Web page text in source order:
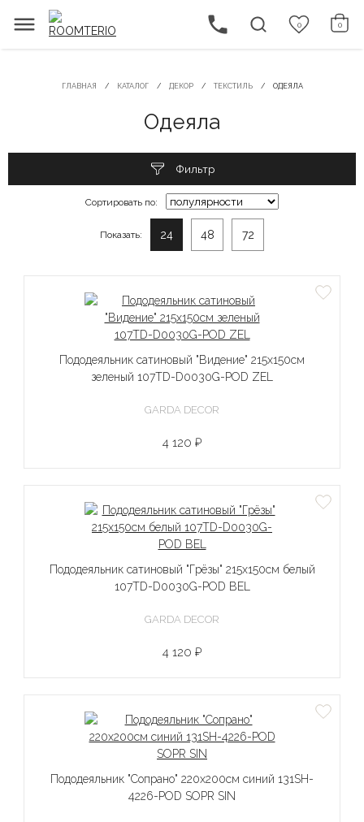
0 0
ГЛАВНАЯ КАТАЛОГ ДЕКОР ТЕКСТИЛЬ ОДЕЯЛА
Одеяла
Фильтр
Сортировать по:
Показать: 24 48 72
Пододеяльник сатиновый "Видение" 215х150см
зеленый 107TD-D0030G-POD ZEL
GARDA DECOR
4 120 ₽
Пододеяльник сатиновый "Грёзы" 215х150см белый
107TD-D0030G-POD BEL
GARDA DECOR
4 120 ₽
Пододеяльник "Сопрано" 220х200см синий 131SH-
4226-POD SOPR SIN